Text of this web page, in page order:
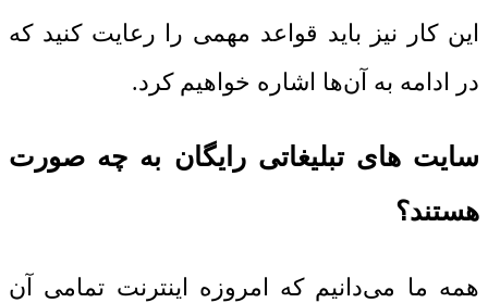
این کار نیز باید قواعد مهمی را رعایت کنید که
در ادامه به آن‌ها اشاره خواهیم کرد.
سایت‌ های تبلیغاتی رایگان به چه صورت
هستند؟
همه ما می‌دانیم که امروزه اینترنت تمامی آن